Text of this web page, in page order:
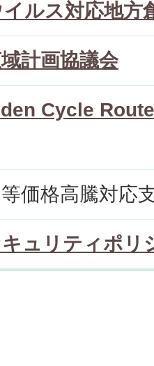
ルス対応地方
計画協議会
Cycle
価格高騰対応
ュリティポリ